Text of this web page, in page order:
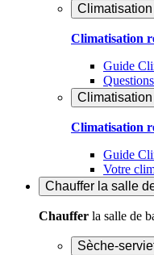
Climatisation
Guide
Climatisation
Guide
Votre
Chauffer la salle
Chauffer la salle de
Sèche-